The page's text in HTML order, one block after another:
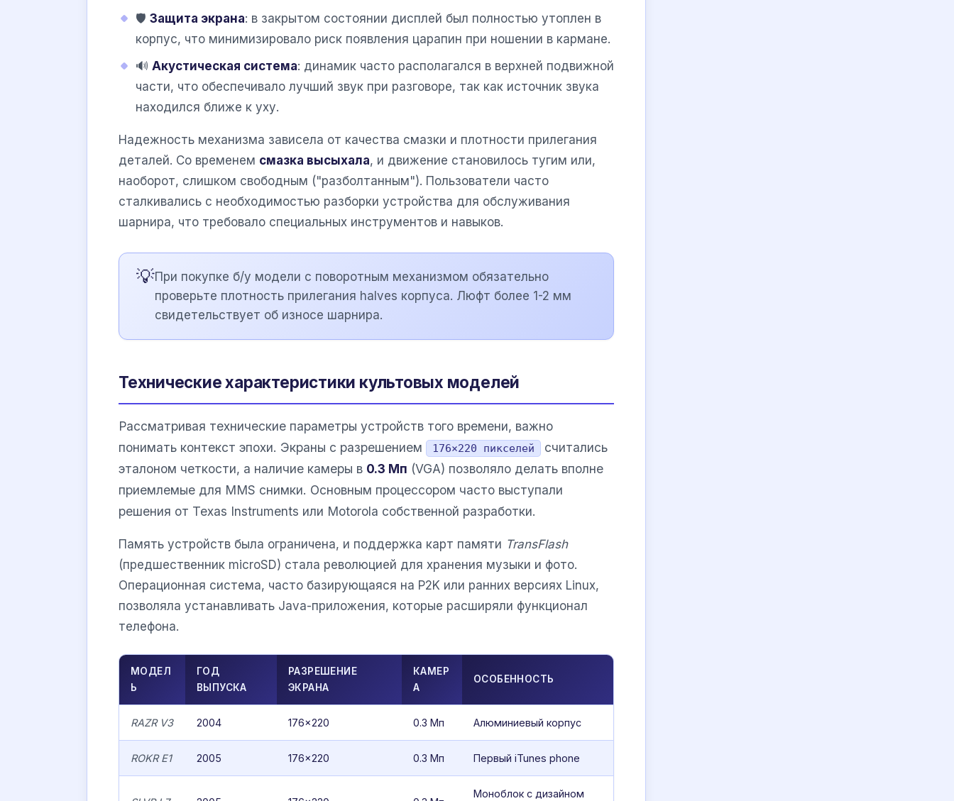
🛡️ Защита экрана: в закрытом состоянии дисплей был полностью утоплен в
корпус, что минимизировало риск появления царапин при ношении в кармане.
🔊 Акустическая система: динамик часто располагался в верхней подвижной
части, что обеспечивало лучший звук при разговоре, так как источник звука
находился ближе к уху.
Надежность механизма зависела от качества смазки и плотности прилегания
деталей. Со временем смазка высыхала, и движение становилось тугим или,
наоборот, слишком свободным ("разболтанным"). Пользователи часто
сталкивались с необходимостью разборки устройства для обслуживания
шарнира, что требовало специальных инструментов и навыков.
💡При покупке б/у модели с поворотным механизмом обязательно
проверьте плотность прилегания halves корпуса. Люфт более 1-2 мм
свидетельствует об износе шарнира.
Технические характеристики культовых моделей
Рассматривая технические параметры устройств того времени, важно
понимать контекст эпохи. Экраны с разрешением
176×220 пикселей
считались
эталоном четкости, а наличие камеры в 0.3 Мп (VGA) позволяло делать вполне
приемлемые для MMS снимки. Основным процессором часто выступали
решения от Texas Instruments или Motorola собственной разработки.
Память устройств была ограничена, и поддержка карт памяти TransFlash
(предшественник microSD) стала революцией для хранения музыки и фото.
Операционная система, часто базирующаяся на P2K или ранних версиях Linux,
позволяла устанавливать Java-приложения, которые расширяли функционал
телефона.
МОДЕЛ
Ь
ГОД
ВЫПУСКА
РАЗРЕШЕНИЕ
ЭКРАНА
КАМЕР
А
ОСОБЕННОСТЬ
RAZR V3 2004 176×220 0.3 Мп Алюминиевый корпус
ROKR E1 2005 176×220 0.3 Мп Первый iTunes phone
Моноблок с дизайном